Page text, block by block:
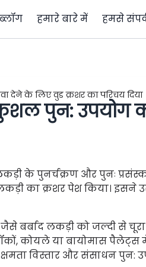
हमारे बारे में हमसे
देने के लिए वुड क्रशर का परिचय दिया
पुन: उपयोग
के पुनर्चक्रण और पुनः
लकड़ी का क्रशर पेश किया।
बर्बाद लकड़ी को जल्दी से
कोयले या बायोमास पैलेट्स
विस्तार और संसाधन पुन: